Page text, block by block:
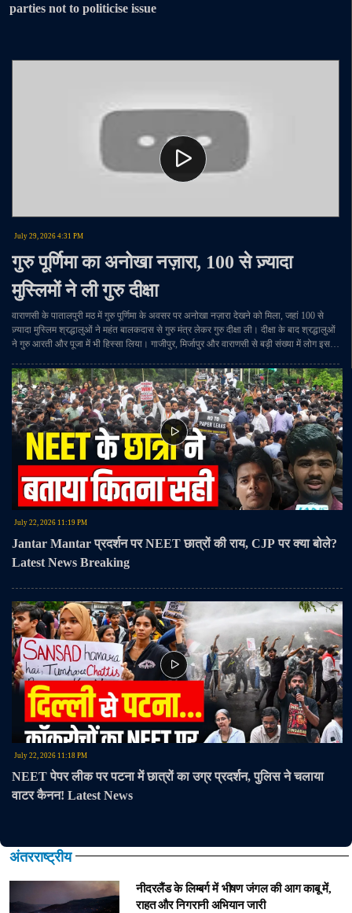
parties not to politicise issue
July 29, 2026 4:31 PM
गुरु पूर्णिमा का अनोखा नज़ारा, 100 से ज़्यादा
मुस्लिमों ने ली गुरु दीक्षा
वाराणसी के पातालपुरी मठ में गुरु पूर्णिमा के अवसर पर अनोखा नज़ारा देखने को मिला, जहां 100 से
ज़्यादा मुस्लिम श्रद्धालुओं ने महंत बालकदास से गुरु मंत्र लेकर गुरु दीक्षा ली। दीक्षा के बाद श्रद्धालुओं
ने गुरु आरती और पूजा में भी हिस्सा लिया। गाजीपुर, मिर्जापुर और वाराणसी से बड़ी संख्या में लोग इस
#Varanasi #GuruDiksha #PatalpuriMath #MahantBalakdas #ReligiousHarmony
#Sanatan #UttarPradesh
July 22, 2026 11:19 PM
Jantar Mantar प्रदर्शन पर NEET छात्रों की राय, CJP पर क्या बोले?
Latest News Breaking
July 22, 2026 11:18 PM
NEET पेपर लीक पर पटना में छात्रों का उग्र प्रदर्शन, पुलिस ने चलाया
वाटर कैनन! Latest News
अंतरराष्ट्रीय
नीदरलैंड के लिम्बर्ग में भीषण जंगल की आग काबू में,
राहत और निगरानी अभियान जारी